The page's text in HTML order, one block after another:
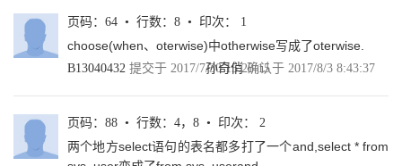
2.6 delete用法 45
2.7 多个接口参数的用法 47
2.8 Mapper接口动态代理实现原理 50
2.9 本章小结 51
3.1.1 使用mapUnderscoreToCamelCase配置 55
3.1.2 使用resultMap方式 55
页码：64 • 行数：8 • 印次： 1
choose(when、oterwise)中otherwise写成了oterwise.
B13040432 提交于 2017/7/30 15:28:15
孙奇俏确认于 2017/8/3 8:43:37
页码：88 • 行数：4，8 • 印次： 2
两个地方select语句的表名都多打了一个and,select * from